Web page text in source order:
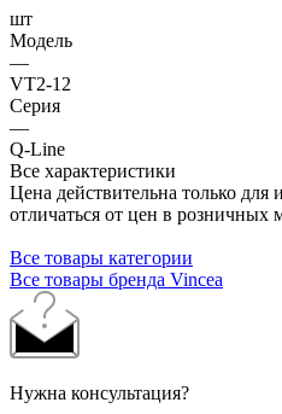
шт
Модель
—
VT2-12
Серия
—
Q-Line
Все характеристики
Цена действительна только для
отличаться от цен в розничных
Все товары категории
Все товары бренда Vincea
Нужна консультация?